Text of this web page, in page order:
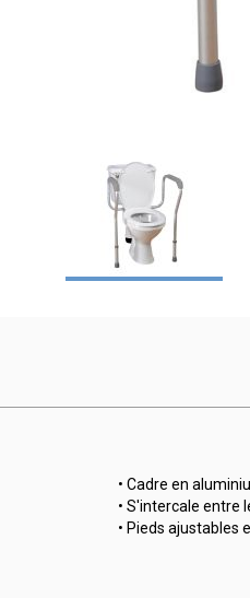
• Cadre en
• S'intercale entre
• Pieds ajustables